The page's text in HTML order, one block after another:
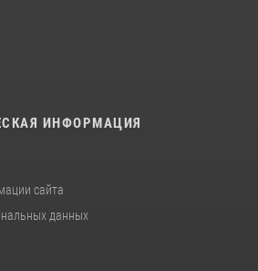
ИНФОРМАЦИЯ
сайта
данных